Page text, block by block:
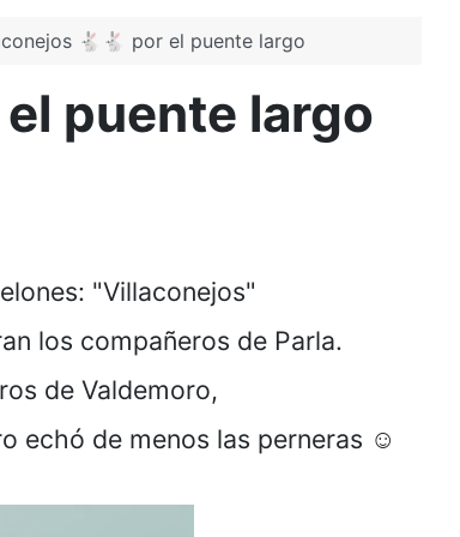
🐇🐇 por el puente largo
puente largo
"Villaconejos"
los compañeros de Parla.
de Valdemoro,
echó de menos las perneras ☺️